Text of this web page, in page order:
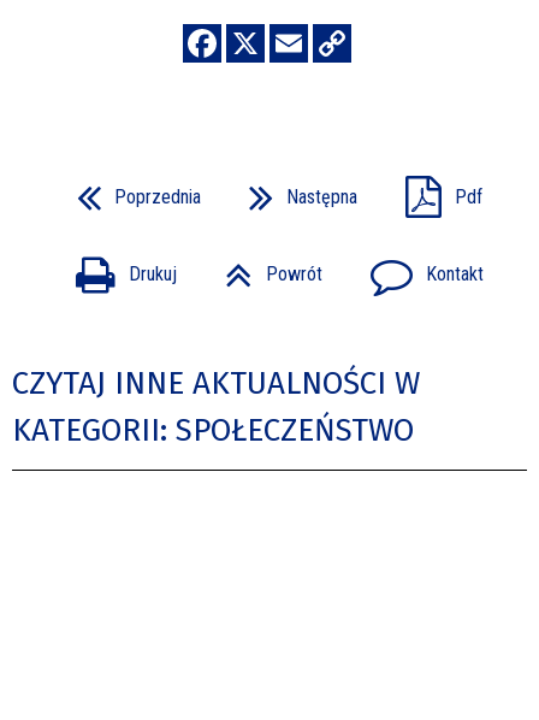
Poprzednia Następna Pdf
Drukuj Powrót Kontakt
CZYTAJ INNE AKTUALNOŚCI W
KATEGORII: SPOŁECZEŃSTWO